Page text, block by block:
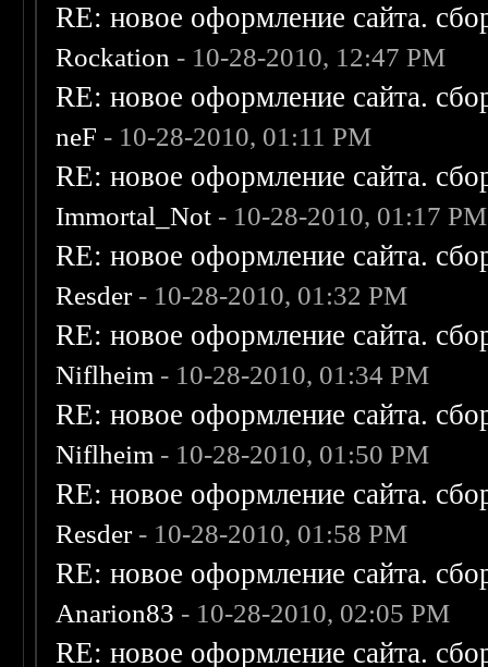
RE: новое оформление сайта.
Rockation - 10-28-2010, 12:47 PM
RE: новое оформление сайта.
neF - 10-28-2010, 01:11 PM
RE: новое оформление сайта.
Immortal_Not - 10-28-2010, 01:17 PM
RE: новое оформление сайта.
Resder- 10-28-2010, 01:32 PM
RE: новое оформление сайта.
Niflheim - 10-28-2010, 01:34 PM
RE: новое оформление сайта.
Niflheim - 10-28-2010, 01:50 PM
RE: новое оформление сайта.
Resder- 10-28-2010, 01:58 PM
RE: новое оформление сайта.
Anarion83 - 10-28-2010, 02:05 PM
RE: новое оформление сайта.